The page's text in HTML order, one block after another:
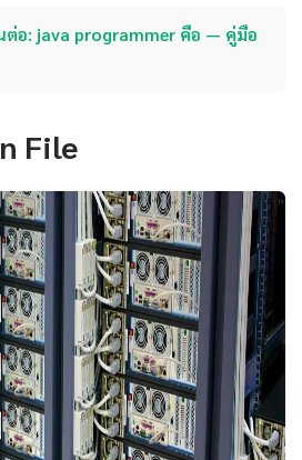
ต่อ: java programmer คือ — คู่มือ
File